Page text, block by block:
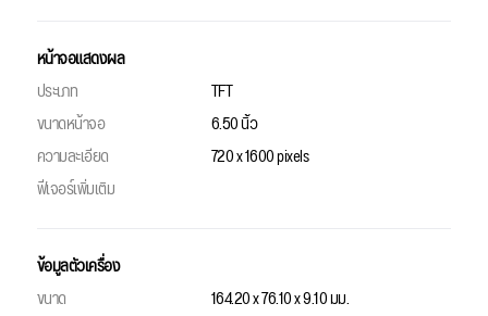
หน้าจอแสดงผล
ประเภท
TFT
ขนาดหน้าจอ
6.50 นิ้ว
ความละเอียด
720 x 1600 pixels
ฟีเจอร์เพิ่มเติม
ข้อมูลตัวเครื่อง
ขนาด
164.20 x 76.10 x 9.10 มม.